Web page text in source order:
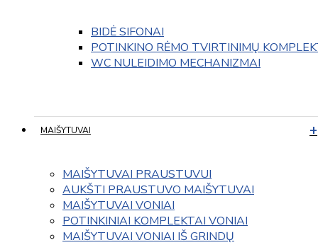
BIDĖ SIFONAI
POTINKINO RĖMO TVIRTINIMŲ
WC NULEIDIMO MECHANIZMAI
MAIŠYTUVAI
MAIŠYTUVAI PRAUSTUVUI
AUKŠTI PRAUSTUVO MAIŠYTUVAI
MAIŠYTUVAI VONIAI
POTINKINIAI KOMPLEKTAI VONIAI
MAIŠYTUVAI VONIAI IŠ GRINDŲ